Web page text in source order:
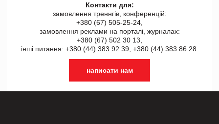
Контакти для:
замовлення треннгів, конференцій:
+380 (67) 505-25-24,
замовлення реклами на порталі, журналах:
+380 (67) 502 30 13,
інші питання: +380 (44) 383 92 39, +380 (44) 383 86 28.
написати нам